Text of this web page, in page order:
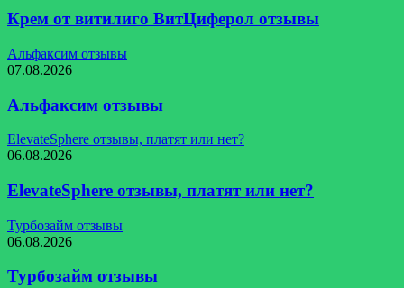
Крем от витилиго ВитЦиферол отзывы
Альфаксим отзывы
07.08.2026
Альфаксим отзывы
ElevateSphere отзывы, платят или нет?
06.08.2026
ElevateSphere отзывы, платят или нет?
Турбозайм отзывы
06.08.2026
Турбозайм отзывы